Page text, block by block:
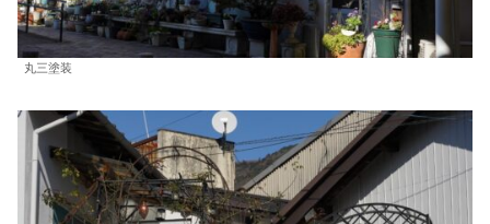
丸三塗装